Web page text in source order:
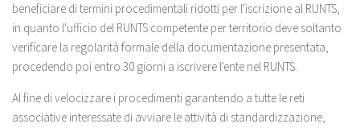
beneficiare di termini procedimentali ridotti per l'iscrizione al RUNTS,
in quanto l'ufficio del RUNTS competente per territorio deve soltanto
verificare la regolarità formale della documentazione presentata,
procedendo poi entro 30 giorni a iscrivere l'ente nel RUNTS.
Al fine di velocizzare i procedimenti garantendo a tutte le reti
associative interessate di avviare le attività di standardizzazione,